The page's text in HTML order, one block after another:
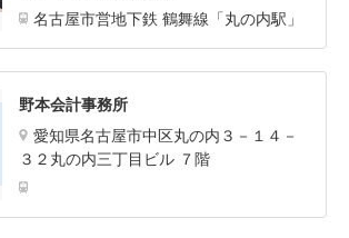
名古屋市営地下鉄 鶴舞線「丸の内駅」
野本会計事務所
愛知県名古屋市中区丸の内３－１４－
３２丸の内三丁目ビル ７階